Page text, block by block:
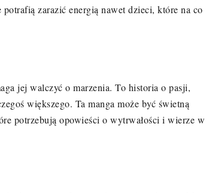
zarazić energią nawet dzieci, które na co
jej walczyć o marzenia. To historia o pasji,
większego. Ta manga może być świetną
potrzebują opowieści o wytrwałości i wierze w